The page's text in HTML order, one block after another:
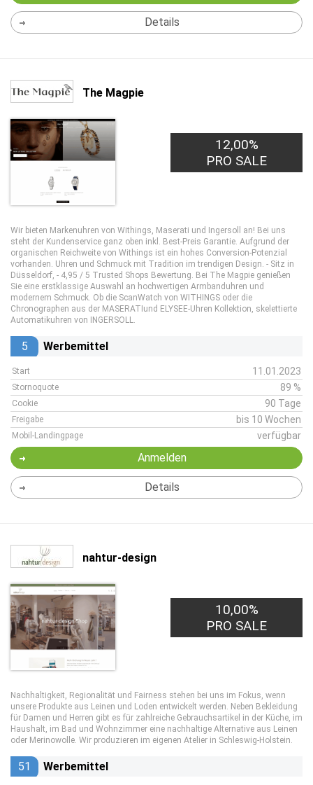
Details
The Magpie
12,00%
PRO SALE
Wir bieten Markenuhren von Withings, Maserati und Ingersoll an! Bei uns
steht der Kundenservice ganz oben inkl. Best-Preis Garantie. Aufgrund der
organischen Reichweite von Withings ist ein hohes Conversion-Potenzial
vorhanden. Uhren und Schmuck mit Tradition im trendigen Design. - Sitz in
Düsseldorf, - 4,95 / 5 Trusted Shops Bewertung. Bei The Magpie genießen
Sie eine erstklassige Auswahl an hochwertigen Armbanduhren und
modernem Schmuck. Ob die ScanWatch von WITHINGS oder die
Chronographen aus der MASERATIund ELYSEE-Uhren Kollektion, skelettierte
Automatikuhren von INGERSOLL.
5 Werbemittel
Start 11.01.2023
Stornoquote 89 %
Cookie 90 Tage
Freigabe bis 10 Wochen
Mobil-Landingpage verfügbar
Anmelden
Details
nahtur-design
10,00%
PRO SALE
Nachhaltigkeit, Regionalität und Fairness stehen bei uns im Fokus, wenn
unsere Produkte aus Leinen und Loden entwickelt werden. Neben Bekleidung
für Damen und Herren gibt es für zahlreiche Gebrauchsartikel in der Küche, im
Haushalt, im Bad und Wohnzimmer eine nachhaltige Alternative aus Leinen
oder Merinowolle. Wir produzieren im eigenen Atelier in Schleswig-Holstein.
51 Werbemittel